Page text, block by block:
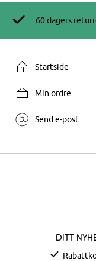
60 dagers
Startside
Min ordre
Send e-post
Ditt